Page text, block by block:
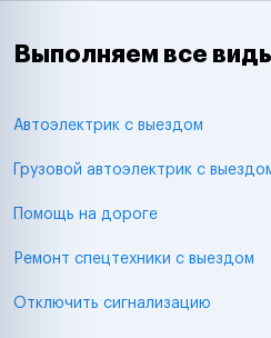
Выполняем все
Автоэлектрик с выездом
Грузовой автоэлектрик с
Помощь на дороге
Ремонт спецтехники с выездом
Отключить сигнализацию